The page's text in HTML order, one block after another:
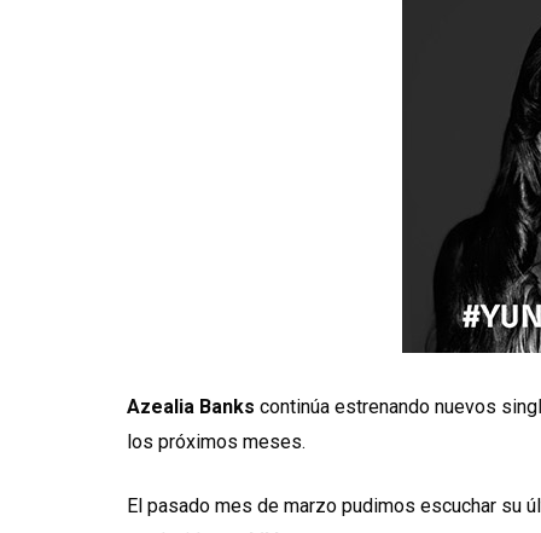
Azealia Banks continúa estrenando nuevos
los próximos meses.
El pasado mes de marzo pudimos escuchar su